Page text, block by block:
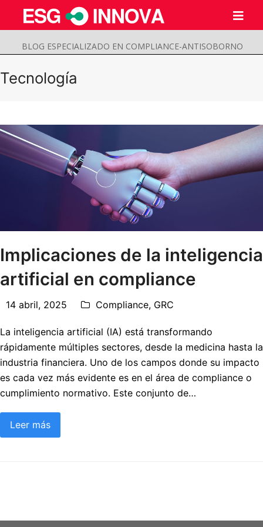
BLOG ESPECIALIZADO EN COMPLIANCE-ANTISOBORNO
Enviar
Tecnología
Implicaciones de la inteligencia
artificial en compliance
14 abril, 2025 Compliance, GRC
La inteligencia artificial (IA) está transformando
rápidamente múltiples sectores, desde la medicina hasta la
industria financiera. Uno de los campos donde su impacto
es cada vez más evidente es en el área de compliance o
cumplimiento normativo. Este conjunto de…
Leer más